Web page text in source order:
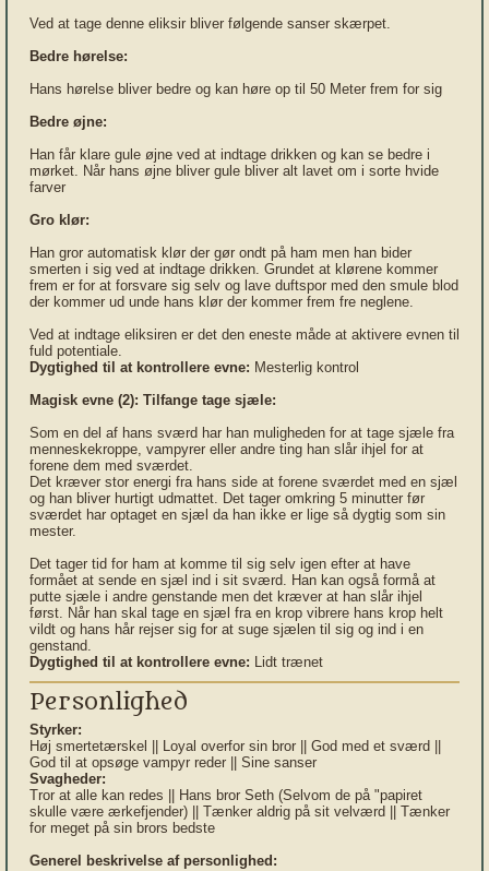
Ved at tage denne eliksir bliver følgende sanser skærpet.
Bedre hørelse:
Hans hørelse bliver bedre og kan høre op til 50 Meter frem for sig
Bedre øjne:
Han får klare gule øjne ved at indtage drikken og kan se bedre i
mørket. Når hans øjne bliver gule bliver alt lavet om i sorte hvide
farver
Gro klør:
Han gror automatisk klør der gør ondt på ham men han bider
smerten i sig ved at indtage drikken. Grundet at klørene kommer
frem er for at forsvare sig selv og lave duftspor med den smule blod
der kommer ud unde hans klør der kommer frem fre neglene.
Ved at indtage eliksiren er det den eneste måde at aktivere evnen til
fuld potentiale.
Dygtighed til at kontrollere evne: Mesterlig kontrol
Magisk evne (2): Tilfange tage sjæle:
Som en del af hans sværd har han muligheden for at tage sjæle fra
menneskekroppe, vampyrer eller andre ting han slår ihjel for at
forene dem med sværdet.
Det kræver stor energi fra hans side at forene sværdet med en sjæl
og han bliver hurtigt udmattet. Det tager omkring 5 minutter før
sværdet har optaget en sjæl da han ikke er lige så dygtig som sin
mester.
Det tager tid for ham at komme til sig selv igen efter at have
formået at sende en sjæl ind i sit sværd. Han kan også formå at
putte sjæle i andre genstande men det kræver at han slår ihjel
først. Når han skal tage en sjæl fra en krop vibrere hans krop helt
vildt og hans hår rejser sig for at suge sjælen til sig og ind i en
genstand.
Dygtighed til at kontrollere evne: Lidt trænet
Personlighed
Styrker:
Høj smertetærskel || Loyal overfor sin bror || God med et sværd ||
God til at opsøge vampyr reder || Sine sanser
Svagheder:
Tror at alle kan redes || Hans bror Seth (Selvom de på "papiret
skulle være ærkefjender) || Tænker aldrig på sit velværd || Tænker
for meget på sin brors bedste
Generel beskrivelse af personlighed: